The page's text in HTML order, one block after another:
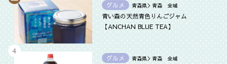
グルメ 青森県＞青森 全域
青い森の天然青色りんごジャム
【ANCHAN BLUE TEA】
グルメ 青森県＞青森 全域